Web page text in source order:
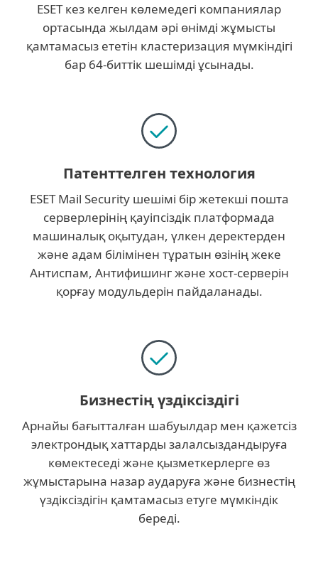
ESET кез келген көлемедегі компаниялар
ортасында жылдам әрі өнімді жұмысты
қамтамасыз ететін кластеризация мүмкіндігі
бар 64-биттік шешімді ұсынады.
Патенттелген технология
ESET Mail Security шешімі бір жетекші пошта
серверлерінің қауіпсіздік платформада
машиналық оқытудан, үлкен деректерден
және адам білімінен тұратын өзінің жеке
Антиспам, Антифишинг және хост-серверін
қорғау модульдерін пайдаланады.
Бизнестің үздіксіздігі
Арнайы бағытталған шабуылдар мен қажетсіз
электрондық хаттарды залалсыздандыруға
көмектеседі және қызметкерлерге өз
жұмыстарына назар аударуға және бизнестің
үздіксіздігін қамтамасыз етуге мүмкіндік
береді.